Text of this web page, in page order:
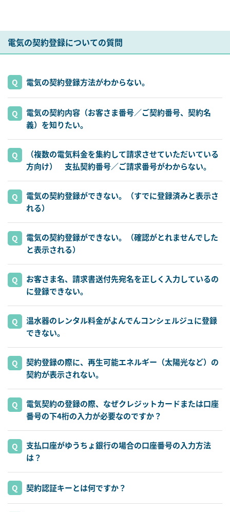
電気の契約登録についての質問
電気の契約登録方法がわからない。
電気の契約内容（お客さま番号／ご契約番号、契約名
義）を知りたい。
（複数の電気料金を集約して請求させていただいている
方向け） 支払契約番号／ご請求番号がわからない。
電気の契約登録ができない。（すでに登録済みと表示さ
れる）
電気の契約登録ができない。（確認がとれませんでした
と表示される）
お客さま名、請求書送付先宛名を正しく入力しているの
に登録できない。
温水器のレンタル料金がよんでんコンシェルジュに登録
できない。
契約登録の際に、再生可能エネルギー（太陽光など）の
契約が表示されない。
電気契約の登録の際、なぜクレジットカードまたは口座
番号の下4桁の入力が必要なのですか？
支払口座がゆうちょ銀行の場合の口座番号の入力方法
は？
契約認証キーとは何ですか？